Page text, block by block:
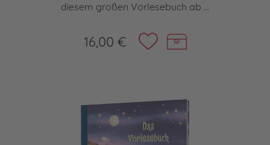
diesem großen Vorlesebuch ab ...
16,00 €